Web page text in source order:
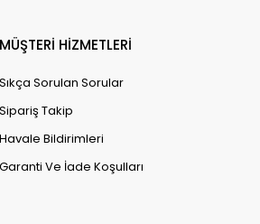
MÜŞTERİ HİZMETLERİ
Sıkça Sorulan Sorular
Sipariş Takip
Havale Bildirimleri
Garanti Ve İade Koşulları